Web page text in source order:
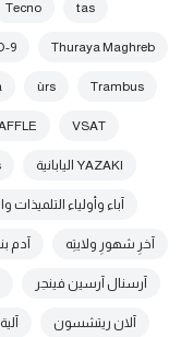
tas
Tecno
Thuraya Maghreb
9
Trambus
ùrs
VSAT
YAZAKI اليابانية
آباء وأولياء التلميذات
آخرِ شهورِ ولايتِه آدم
آرسنال آرسين فينجر
آلان ريتشسون